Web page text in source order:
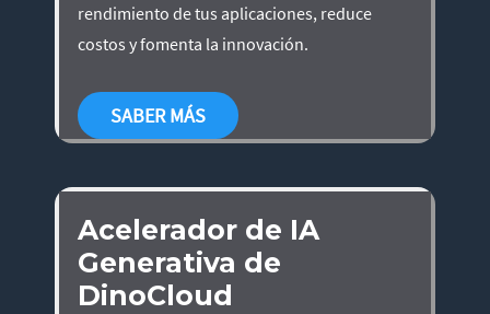
rendimiento de tus aplicaciones, reduce
costos y fomenta la innovación.
SABER MÁS
Acelerador de IA
Generativa de
DinoCloud